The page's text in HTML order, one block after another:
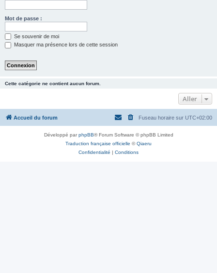
Mot de passe :
Se souvenir de moi
Masquer ma présence lors de cette session
Cette catégorie ne contient aucun forum.
Aller
Accueil du forum Fuseau horaire sur UTC+02:00
Développé parphpBB® Forum Software © phpBB Limited
Traduction française officielle ©Qiaeru
Confidentialité | Conditions